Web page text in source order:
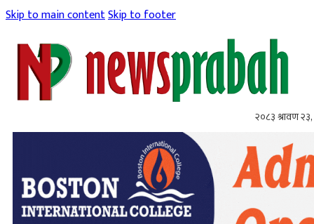
Skip to main contentSkip to footer
२०८३ श्रावण २३,